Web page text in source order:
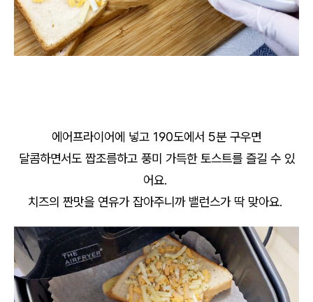
에어프라이어에 넣고 190도에서 5분 구우면
달콤하면서도 짭조름하고 풍미 가득한 토스트를 즐길 수 있
어요.
치즈의 짠맛을 연유가 잡아주니까 밸런스가 딱 맞아요.